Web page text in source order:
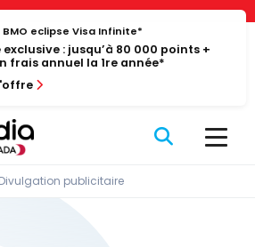
cookies
eclipse Visa Infinite*
: jusqu’à 80 000 points +
frais annuel la 1re année*
publicitaire